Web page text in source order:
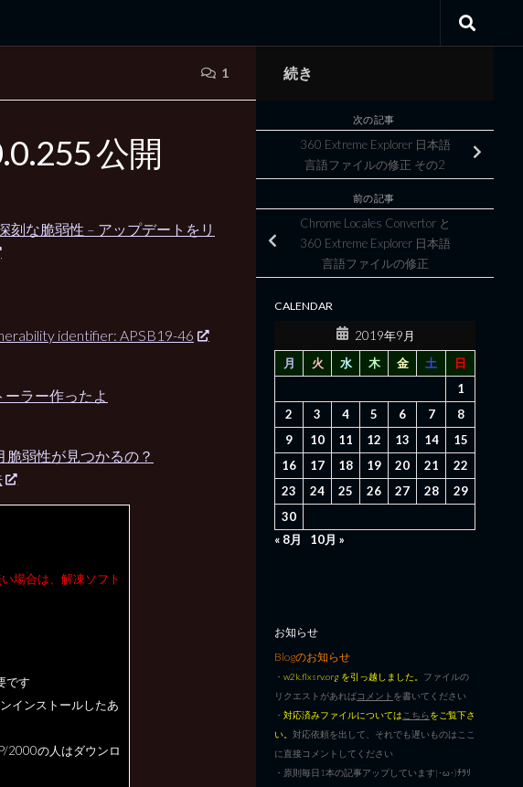
1
公開
刻な脆弱性 – アップデートをリ
identifier: APSB19-46
ーラー作ったよ
脆弱性が見つかるの？
場合は、解凍ソフト
です
インストールしたあ
2000の人はダウンロ
続き
次の記事
360 Extreme Explorer 日本語
言語ファイルの修正 その2
前の記事
Chrome Locales Convertor と
360 Extreme Explorer 日本語
言語ファイルの修正
CALENDAR
2019年9月
月
火 水 木 金 土
日
1
2
3 4 5 6 7
8
9
10 11 12 13 14
15
16
17 18 19 20 21
22
23
24 25 26 27 28
29
30
« 8月
10月 »
お知らせ
Blogのお知らせ
・ w2k.flxsrv.org を引っ越しました。 ファイルの
リクエストがあればコメント を書いてください
・ 対応済みファイルについては こちらをご覧下さ
い。 対応依頼を出して、それでも遅いものはここ
に直接コメントしてください
・原則毎日1本の記事アップしています|･ω･)ﾁﾗﾘ